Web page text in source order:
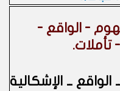
- الواقع -
ــ الإشكالية